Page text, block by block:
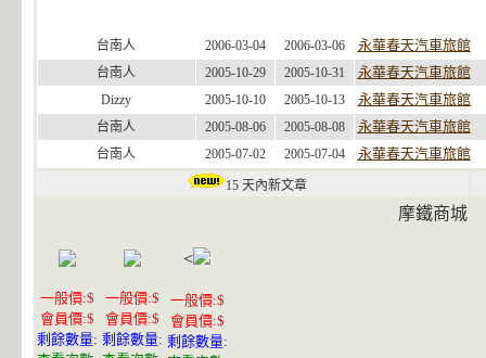
台南人 2006-03-04 2006-03-06 永華春天汽車旅館
台南人 2005-10-29 2005-10-31 永華春天汽車旅館
Dizzy 2005-10-10 2005-10-13 永華春天汽車旅館
台南人 2005-08-06 2005-08-08 永華春天汽車旅館
台南人 2005-07-02 2005-07-04 永華春天汽車旅館
15 天內新文章
摩鐵商城
一般價:$
會員價:$
剩餘數量:
一般價:$
會員價:$
剩餘數量:
<
一般價:$
會員價:$
剩餘數量: